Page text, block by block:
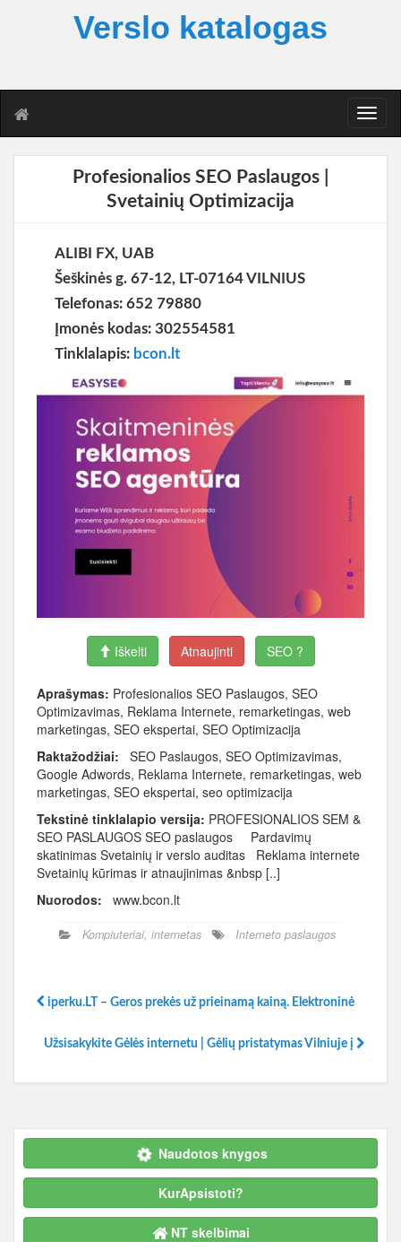
Verslo katalogas
T
o
Profesionalios SEO Paslaugos |
Svetainių Optimizacija
ALIBI FX, UAB
Šeškinės g. 67-12, LT-07164 VILNIUS
Telefonas: 652 79880
Įmonės kodas: 302554581
Tinklalapis: bcon.lt
Iškelti Atnaujinti SEO ?
Aprašymas: Profesionalios SEO Paslaugos, SEO
Optimizavimas, Reklama Internete, remarketingas, web
marketingas, SEO ekspertai, SEO Optimizacija
Raktažodžiai: SEO Paslaugos, SEO Optimizavimas,
Google Adwords, Reklama Internete, remarketingas, web
marketingas, SEO ekspertai, seo optimizacija
Tekstinė tinklalapio versija: PROFESIONALIOS SEM &
SEO PASLAUGOS SEO paslaugos Pardavimų
skatinimas Svetainių ir verslo auditas Reklama internete
Svetainių kūrimas ir atnaujinimas &nbsp [..]
Nuorodos: www.bcon.lt
Kompiuteriai, internetas Interneto paslaugos
iperku.LT – Geros prekės už prieinamą kainą. Elektroninė
Užsisakykite Gėlės internetu | Gėlių pristatymas Vilniuje į
Naudotos knygos
KurApsistoti?
NT skelbimai